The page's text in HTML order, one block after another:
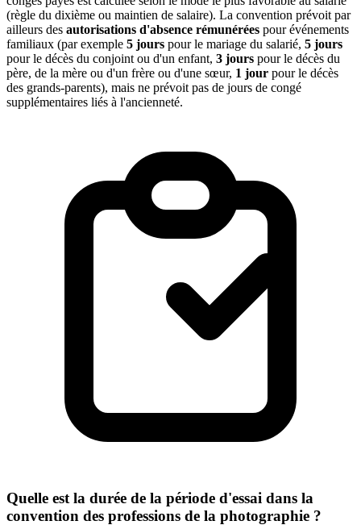
(règle du dixième ou maintien de salaire). La convention prévoit par
ailleurs des autorisations d'absence rémunérées pour événements
familiaux (par exemple 5 jours pour le mariage du salarié, 5 jours
pour le décès du conjoint ou d'un enfant, 3 jours pour le décès du
père, de la mère ou d'un frère ou d'une sœur, 1 jour pour le décès
des grands-parents), mais ne prévoit pas de jours de congé
supplémentaires liés à l'ancienneté.
Quelle est la durée de la période d'essai dans la
convention des professions de la photographie ?